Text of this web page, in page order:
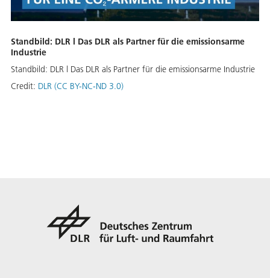
Standbild: DLR l Das DLR als Partner für die emissionsarme
Industrie
Standbild: DLR l Das DLR als Partner für die emissionsarme Industrie
Credit: DLR (CC BY-NC-ND 3.0)